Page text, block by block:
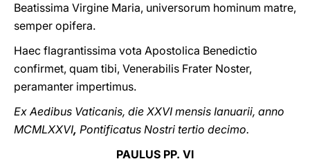
Beatissima Virgine Maria, universorum hominum matre,
semper opifera.
Haec flagrantissima vota Apostolica Benedictio
confirmet, quam tibi, Venerabilis Frater Noster,
peramanter impertimus.
Ex Aedibus Vaticanis, die XXVI mensis Ianuarii, anno
MCMLXXVI, Pontificatus Nostri tertio decimo.
PAULUS PP. VI